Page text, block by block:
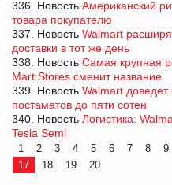
336. Новость Американский
товара покупателю
337. Новость Walmart
доставки в тот же день
338. Новость Самая крупная
Mart Stores сменит название
339. Новость Walmart доведет
постаматов до пяти сотен
340. Новость Логистика:
Tesla Semi
1 2 3 4 5 6 7 8 9
17
18 19 20